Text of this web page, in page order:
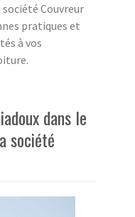
Couvreur
pratiques et
à vos
dans le
société